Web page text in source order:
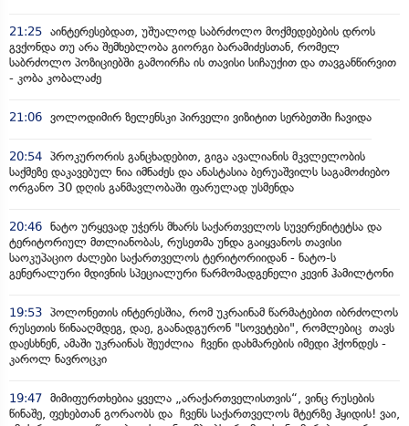
21:25 აინტერესებდათ, უშუალოდ საბრძოლო მოქმედებების დროს
გვქონდა თუ არა შემხებლობა გიორგი ბარამიძესთან, რომელ
საბრძოლო პოზიციებში გამოირჩა ის თავისი სიჩაუქით და თავგანწირვით
- კობა კობალაძე
21:06 ვოლოდიმირ ზელენსკი პირველი ვიზიტით სერბეთში ჩავიდა
20:54 პროკურორის განცხადებით, გიგა ავალიანის მკვლელობის
საქმეზე დაკავებულ ნია იმნაძეს და ანასტასია ბერუაშვილს საგამოძიებო
ორგანო 30 დღის განმავლობაში ფარულად უსმენდა
20:46 ნატო ურყევად უჭერს მხარს საქართველოს სუვერენიტეტსა და
ტერიტორიულ მთლიანობას, რუსეთმა უნდა გაიყვანოს თავისი
საოკუპაციო ძალები საქართველოს ტერიტორიიდან - ნატო-ს
გენერალური მდივნის სპეციალური წარმომადგენელი კევინ ჰამილტონი
19:53 პოლონეთის ინტერესშია, რომ უკრაინამ წარმატებით იბრძოლოს
რუსეთის წინააღმდეგ, დაე, გაანადგურონ "სოვეტები", რომლებიც თავს
დაესხნენ, ამაში უკრაინას შეუძლია ჩვენი დახმარების იმედი ჰქონდეს -
კაროლ ნავროცკი
19:47 მიმიფურთხებია ყველა „არაქართველისთვის“, ვინც რუსების
წინაშე, ფეხებთან გორაობს და ჩვენს საქართველოს მტერზე ჰყიდის! ვაი,